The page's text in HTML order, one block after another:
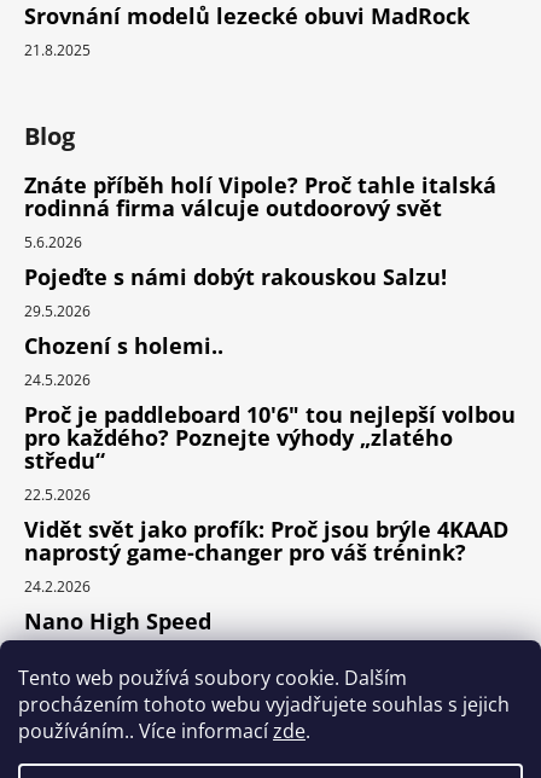
Tento web používá soubory cookie. Dalším
procházením tohoto webu vyjadřujete souhlas s jejich
používáním.. Více informacízde.
Srovnání modelů lezecké obuvi MadRock
21.8.2025
Blog
Znáte příběh holí Vipole? Proč tahle italská
rodinná firma válcuje outdoorový svět
5.6.2026
Pojeďte s námi dobýt rakouskou Salzu!
29.5.2026
Chození s holemi..
24.5.2026
Proč je paddleboard 10'6" tou nejlepší volbou
pro každého? Poznejte výhody „zlatého
středu“
22.5.2026
Vidět svět jako profík: Proč jsou brýle 4KAAD
naprostý game-changer pro váš trénink?
24.2.2026
Nano High Speed
Nejlepší cyklodoplňky v porovnání cena /
výkon